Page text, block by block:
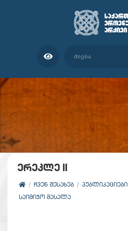
ერეკლე II
ᲩᲕᲔᲜ ᲨᲔᲡᲐᲮᲔᲑ
ᲞᲣᲑᲚᲘᲙᲐᲪᲘᲔᲑᲘ
ᲡᲐᲘᲛᲘᲯᲝ ᲛᲐᲡᲐᲚᲐ